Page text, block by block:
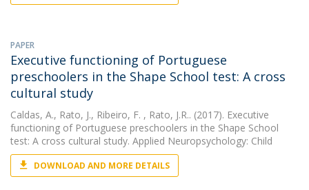
PAPER
Executive functioning of Portuguese
preschoolers in the Shape School test: A cross
cultural study
Caldas, A., Rato, J., Ribeiro, F. , Rato, J.R.. (2017). Executive
functioning of Portuguese preschoolers in the Shape School
test: A cross cultural study. Applied Neuropsychology: Child
DOWNLOAD AND MORE DETAILS